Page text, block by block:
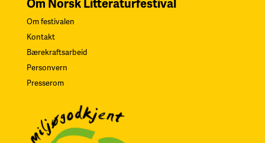
Om Norsk Litteraturfestival
Om festivalen
Kontakt
Bærekraftsarbeid
Personvern
Presserom